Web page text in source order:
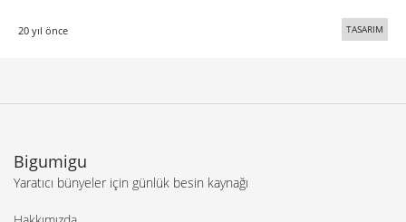
20 yıl önce TASARIM
Bigumigu
Yaratıcı bünyeler için günlük besin kaynağı